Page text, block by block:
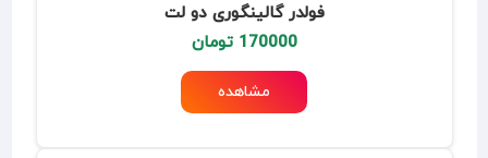
فولدر گالینگوری دو لت
170000 تومان
مشاهده